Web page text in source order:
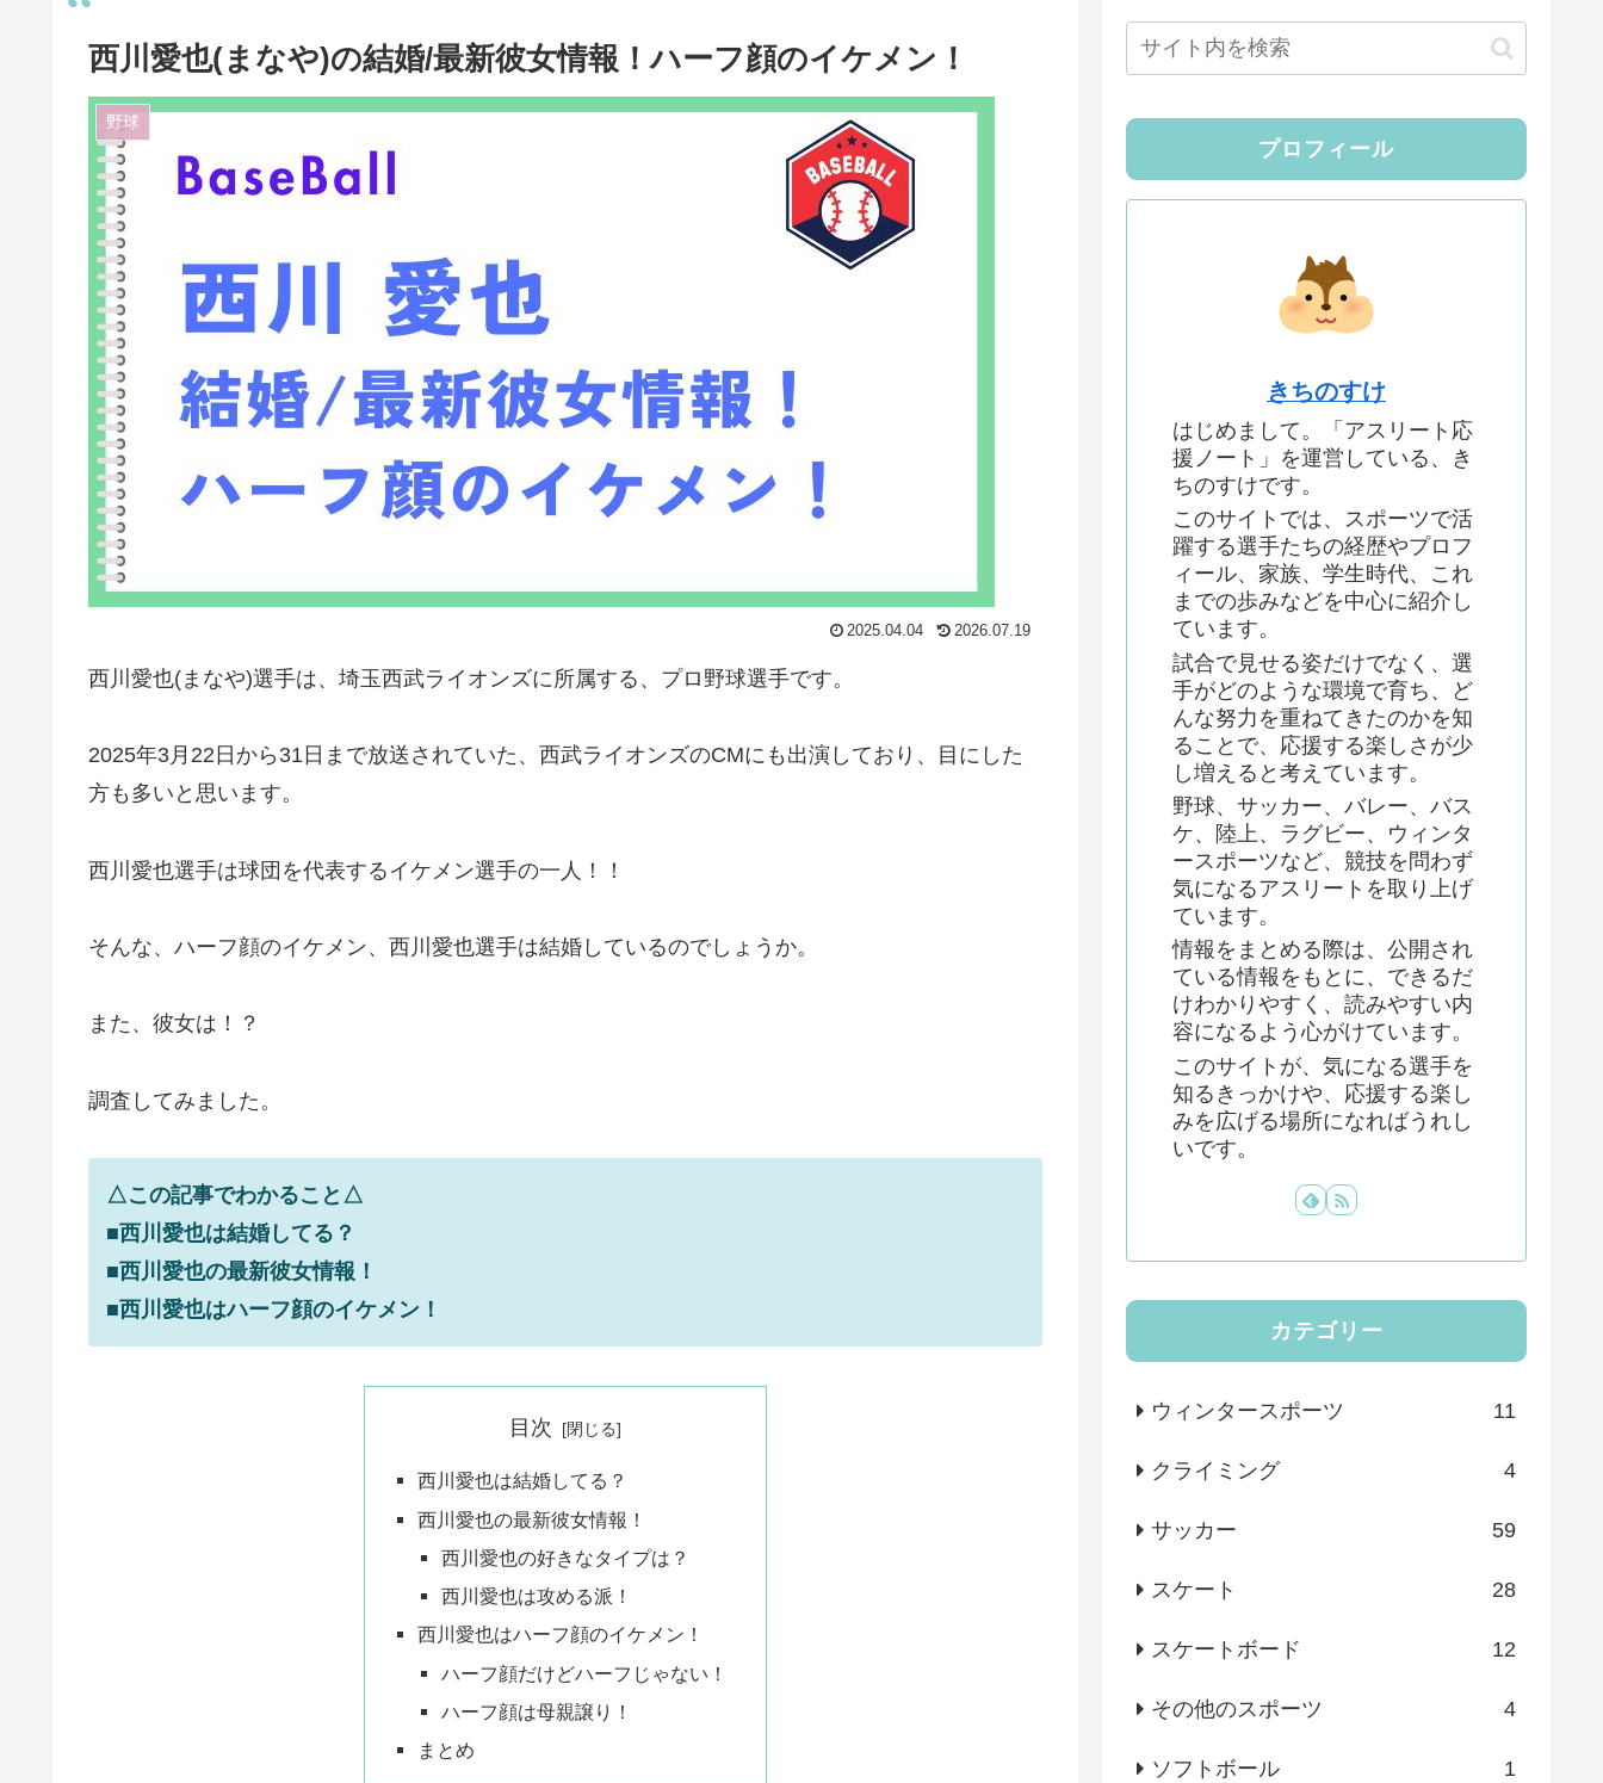
西川愛也(まなや)の結婚/最新彼女情報！ハーフ顔のイケメン！
野球
2025.04.04 2026.07.19
西川愛也(まなや)選手は、埼玉西武ライオンズに所属する、プロ野球選手です。
2025年3月22日から31日まで放送されていた、西武ライオンズのCMにも出演しており、目にした
方も多いと思います。
西川愛也選手は球団を代表するイケメン選手の一人！！
そんな、ハーフ顔のイケメン、西川愛也選手は結婚しているのでしょうか。
また、彼女は！？
調査してみました。
△この記事でわかること△
■西川愛也は結婚してる？
■西川愛也の最新彼女情報！
■西川愛也はハーフ顔のイケメン！
目次
西川愛也は結婚してる？
西川愛也の最新彼女情報！
西川愛也の好きなタイプは？
西川愛也は攻める派！
西川愛也はハーフ顔のイケメン！
ハーフ顔だけどハーフじゃない！
ハーフ顔は母親譲り！
まとめ
プロフィール
きちのすけ
はじめまして。「アスリート応
援ノート」を運営している、き
ちのすけです。
このサイトでは、スポーツで活
躍する選手たちの経歴やプロフ
ィール、家族、学生時代、これ
までの歩みなどを中心に紹介し
ています。
試合で見せる姿だけでなく、選
手がどのような環境で育ち、ど
んな努力を重ねてきたのかを知
ることで、応援する楽しさが少
し増えると考えています。
野球、サッカー、バレー、バス
ケ、陸上、ラグビー、ウィンタ
ースポーツなど、競技を問わず
気になるアスリートを取り上げ
ています。
情報をまとめる際は、公開され
ている情報をもとに、できるだ
けわかりやすく、読みやすい内
容になるよう心がけています。
このサイトが、気になる選手を
知るきっかけや、応援する楽し
みを広げる場所になればうれし
いです。
カテゴリー
ウィンタースポーツ 11
クライミング 4
サッカー 59
スケート 28
スケートボード 12
その他のスポーツ 4
ソフトボール 1